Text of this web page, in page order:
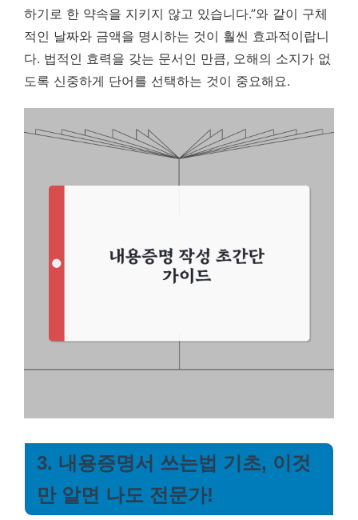
하기로 한 약속을 지키지 않고 있습니다.”와 같이 구체
적인 날짜와 금액을 명시하는 것이 훨씬 효과적이랍니
다. 법적인 효력을 갖는 문서인 만큼, 오해의 소지가 없
도록 신중하게 단어를 선택하는 것이 중요해요.
3. 내용증명서 쓰는법 기초, 이것
만 알면 나도 전문가!